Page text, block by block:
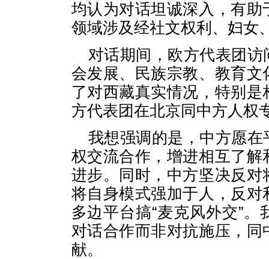
均认为对话坦诚深入，有
领域涉及经社文权利、妇女
对话期间，欧方代表团
会发展、民族宗教、教育
了对西藏真实情况，特别
方代表团在北京同中方人权
我想强调的是，中方愿
权交流合作，增进相互了
进步。同时，中方坚决反
将自身模式强加于人，反
多边平台搞“麦克风外交”
对话合作而非对抗施压，
献。